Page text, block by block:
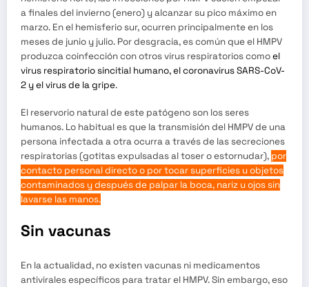
a finales del invierno (enero) y alcanzar su pico máximo en
marzo. En el hemisferio sur, ocurren principalmente en los
meses de junio y julio. Por desgracia, es común que el HMPV
produzca coinfección con otros virus respiratorios comoel
virus respiratorio sincitial humano, el coronavirus SARS-CoV-
2 y el virus de la gripe.
El reservorio natural de este patógeno son los seres
humanos. Lo habitual es que la transmisión del HMPV de una
persona infectada a otra ocurra a través de las secreciones
respiratorias (gotitas expulsadas al toser o estornudar), por
contacto personal directo o por tocar superficies u objetos
contaminados y después de palpar la boca, nariz u ojos sin
lavarse las manos.
Sin vacunas
En la actualidad, no existen vacunas ni medicamentos
antivirales específicos para tratar el HMPV. Sin embargo, eso